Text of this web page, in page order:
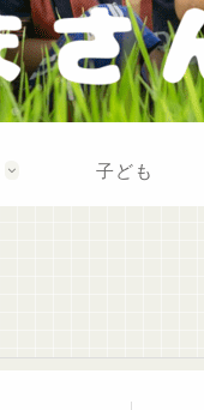
子ども